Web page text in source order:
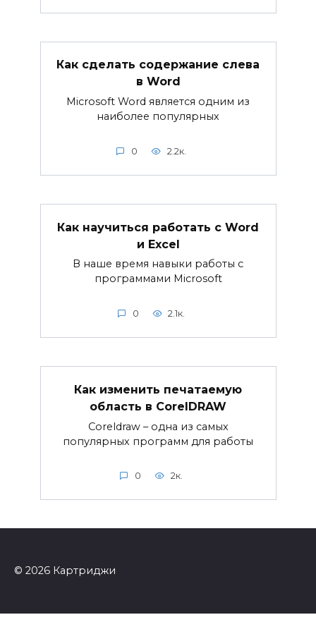
Как сделать содержание слева
в Word
Microsoft Word является одним из
наиболее популярных
0 2.2к.
Как научиться работать с Word
и Excel
В наше время навыки работы с
программами Microsoft
0 2.1к.
Как изменить печатаемую
область в CorelDRAW
Coreldraw – одна из самых
популярных программ для работы
0 2к.
© 2026 Картриджи